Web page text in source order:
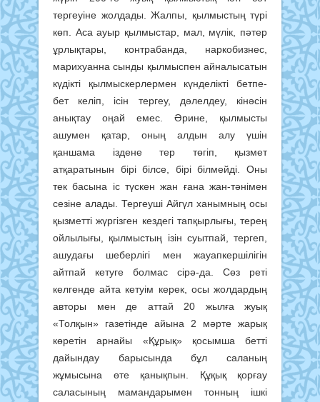
тергеуіне жолдады. Жалпы, қылмыстың түрі
көп. Аса ауыр қылмыстар, мал, мүлік, пәтер
ұрлықтары, контрабанда, наркобизнес,
марихуанна сынды қылмыспен айналысатын
күдікті қылмыскерлермен күнделікті бетпе-
бет келіп, ісін тергеу, дәлелдеу, кінәсін
анықтау оңай емес. Әрине, қылмысты
ашумен қатар, оның алдын алу үшін
қаншама іздене тер төгіп, қызмет
атқаратынын бірі білсе, бірі білмейді. Оны
тек басына іс түскен жан ғана жан-тәнімен
сезіне алады. Тергеуші Айгүл ханымның осы
қызметті жүргізген кездегі тапқырлығы, терең
ойлылығы, қылмыстың ізін суытпай, тергеп,
ашудағы шеберлігі мен жауапкершілігін
айтпай кетуге болмас сірә-да. Сөз реті
келгенде айта кетуім керек, осы жолдардың
авторы мен де аттай 20 жылға жуық
«Толқын» газетінде айына 2 мәрте жарық
көретін арнайы «Құрық» қосымша бетті
дайындау барысында бұл саланың
жұмысына өте қанықпын. Құқық қорғау
саласының мамандарымен тонның ішкі